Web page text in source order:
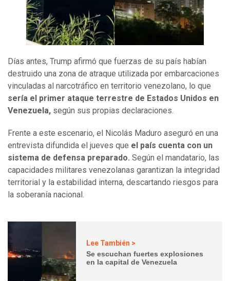
Días antes, Trump afirmó que fuerzas de su país habían
destruido una zona de atraque utilizada por embarcaciones
vinculadas al narcotráfico en territorio venezolano, lo que
sería el primer ataque terrestre de Estados Unidos en
Venezuela, según sus propias declaraciones.
Frente a este escenario, el Nicolás Maduro aseguró en una
entrevista difundida el jueves que el país cuenta con un
sistema de defensa preparado. Según el mandatario, las
capacidades militares venezolanas garantizan la integridad
territorial y la estabilidad interna, descartando riesgos para
la soberanía nacional.
Lee También >
Se escuchan fuertes explosiones
en la capital de Venezuela